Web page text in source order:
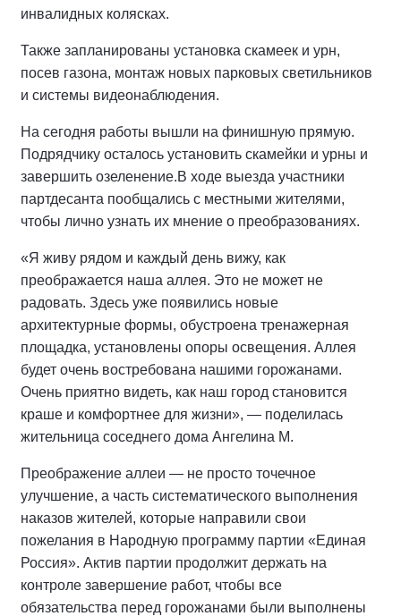
инвалидных колясках.
Также запланированы установка скамеек и урн,
посев газона, монтаж новых парковых светильников
и системы видеонаблюдения.
На сегодня работы вышли на финишную прямую.
Подрядчику осталось установить скамейки и урны и
завершить озеленение.В ходе выезда участники
партдесанта пообщались с местными жителями,
чтобы лично узнать их мнение о преобразованиях.
«Я живу рядом и каждый день вижу, как
преображается наша аллея. Это не может не
радовать. Здесь уже появились новые
архитектурные формы, обустроена тренажерная
площадка, установлены опоры освещения. Аллея
будет очень востребована нашими горожанами.
Очень приятно видеть, как наш город становится
краше и комфортнее для жизни», — поделилась
жительница соседнего дома Ангелина М.
Преображение аллеи — не просто точечное
улучшение, а часть систематического выполнения
наказов жителей, которые направили свои
пожелания в Народную программу партии «Единая
Россия». Актив партии продолжит держать на
контроле завершение работ, чтобы все
обязательства перед горожанами были выполнены